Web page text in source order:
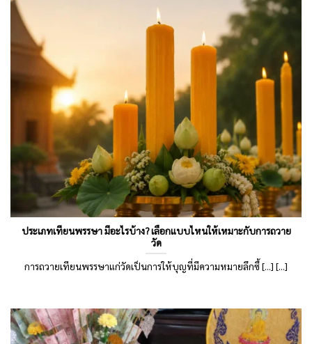
ประเภทเทียนพรรษา มีอะไรบ้าง? เลือกแบบไหนให้เหมาะกับการถวาย
วัด
การถวายเทียนพรรษาแก่วัดเป็นการให้บุญที่มีความหมายลึกซึ้ [...] [...]